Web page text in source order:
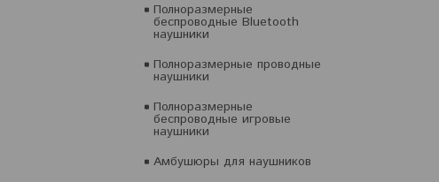
Полноразмерные
беспроводные Bluetooth
наушники
Полноразмерные проводные
наушники
Полноразмерные
беспроводные игровые
наушники
Амбушюры для наушников